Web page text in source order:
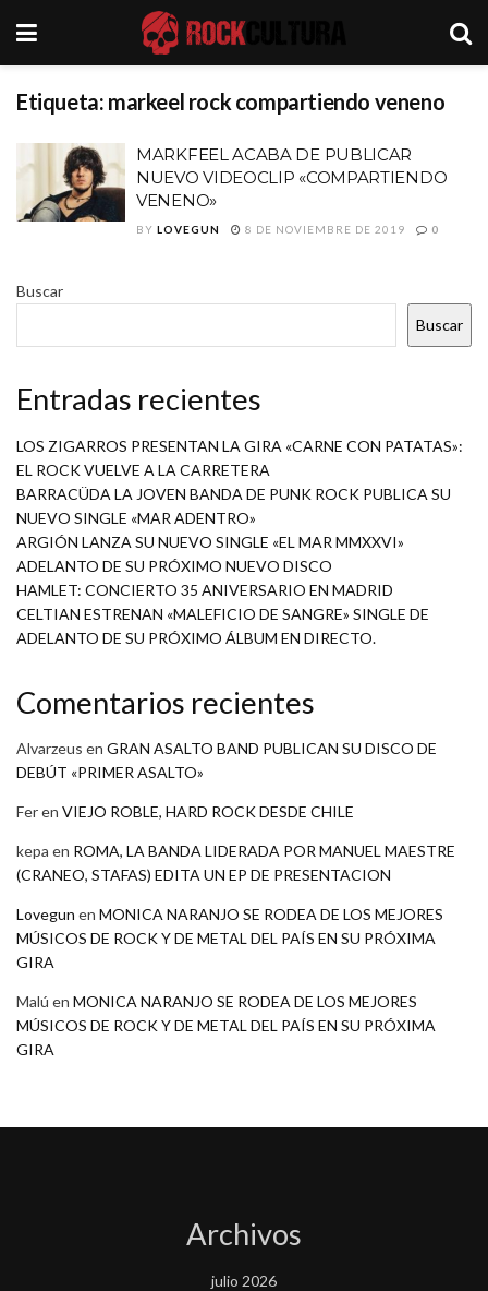
Etiqueta: markeel rock compartiendo veneno
MARKFEEL ACABA DE PUBLICAR
NUEVO VIDEOCLIP «COMPARTIENDO
VENENO»
BY LOVEGUN 8 DE NOVIEMBRE DE 2019 0
Buscar
Buscar
Entradas recientes
LOS ZIGARROS PRESENTAN LA GIRA «CARNE CON PATATAS»:
EL ROCK VUELVE A LA CARRETERA
BARRACÜDA LA JOVEN BANDA DE PUNK ROCK PUBLICA SU
NUEVO SINGLE «MAR ADENTRO»
ARGIÓN LANZA SU NUEVO SINGLE «EL MAR MMXXVI»
ADELANTO DE SU PRÓXIMO NUEVO DISCO
HAMLET: CONCIERTO 35 ANIVERSARIO EN MADRID
CELTIAN ESTRENAN «MALEFICIO DE SANGRE» SINGLE DE
ADELANTO DE SU PRÓXIMO ÁLBUM EN DIRECTO.
Comentarios recientes
Alvarzeus en GRAN ASALTO BAND PUBLICAN SU DISCO DE
DEBÚT «PRIMER ASALTO»
Feren VIEJO ROBLE, HARD ROCK DESDE CHILE
kepa en ROMA, LA BANDA LIDERADA POR MANUEL MAESTRE
(CRANEO, STAFAS) EDITA UN EP DE PRESENTACION
Lovegun en MONICA NARANJO SE RODEA DE LOS MEJORES
MÚSICOS DE ROCK Y DE METAL DEL PAÍS EN SU PRÓXIMA
GIRA
Malú en MONICA NARANJO SE RODEA DE LOS MEJORES
MÚSICOS DE ROCK Y DE METAL DEL PAÍS EN SU PRÓXIMA
GIRA
Archivos
julio 2026